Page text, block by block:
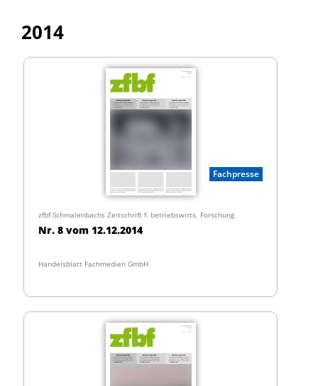
2014
Fachpresse
zfbf Schmalenbachs Zeitschrift f. betriebswirts. Forschung
Nr. 8 vom 12.12.2014
Handelsblatt Fachmedien GmbH